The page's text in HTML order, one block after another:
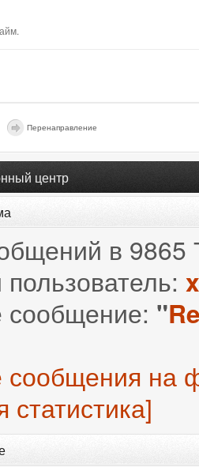
Перенаправление
центр
в 9865
сообщение: "
сообщения на